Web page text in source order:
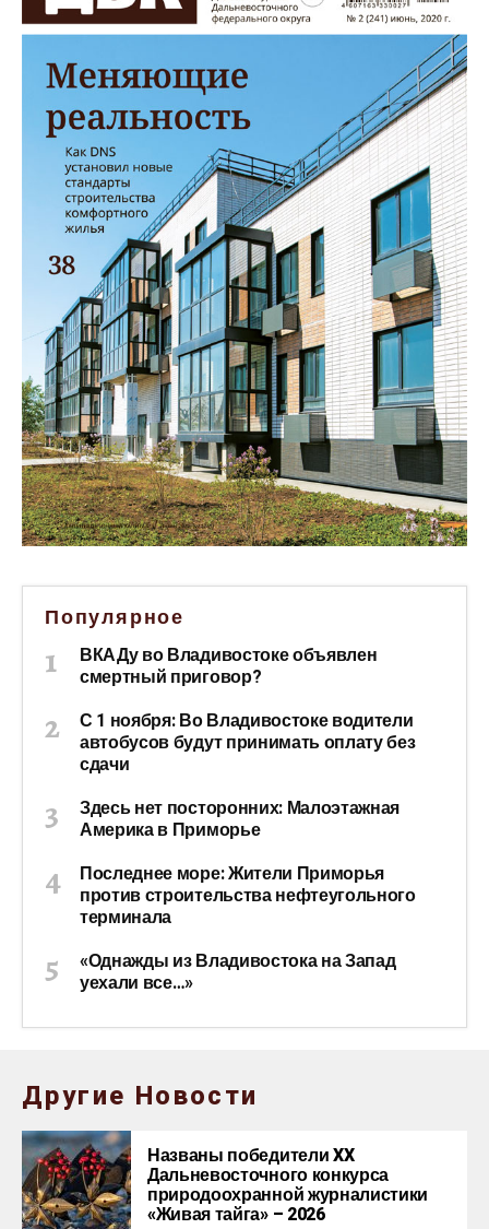
Популярное
ВКАДу во Владивостоке объявлен
смертный приговор?
С 1 ноября: Во Владивостоке водители
автобусов будут принимать оплату без
сдачи
Здесь нет посторонних: Малоэтажная
Америка в Приморье
Последнее море: Жители Приморья
против строительства нефтеугольного
терминала
«Однажды из Владивостока на Запад
уехали все…»
Другие Новости
Названы победители XX
Дальневосточного конкурса
природоохранной журналистики
«Живая тайга» – 2026